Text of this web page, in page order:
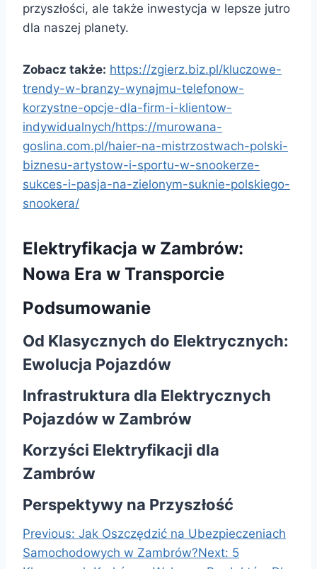
przyszłości, ale także inwestycja w lepsze jutro
dla naszej planety.
Zobacz także: https://zgierz.biz.pl/kluczowe-
trendy-w-branzy-wynajmu-telefonow-
korzystne-opcje-dla-firm-i-klientow-
indywidualnych/https://murowana-
goslina.com.pl/haier-na-mistrzostwach-polski-
biznesu-artystow-i-sportu-w-snookerze-
sukces-i-pasja-na-zielonym-suknie-polskiego-
snookera/
C
o
n
t
i
n
u
e
Elektryfikacja w Zambrów:
Nowa Era w Transporcie
Podsumowanie
Od Klasycznych do Elektrycznych:
Ewolucja Pojazdów
Infrastruktura dla Elektrycznych
Pojazdów w Zambrów
Korzyści Elektryfikacji dla
Zambrów
Perspektywy na Przyszłość
Previous: Jak Oszczędzić na Ubezpieczeniach
Samochodowych w Zambrów?Next: 5